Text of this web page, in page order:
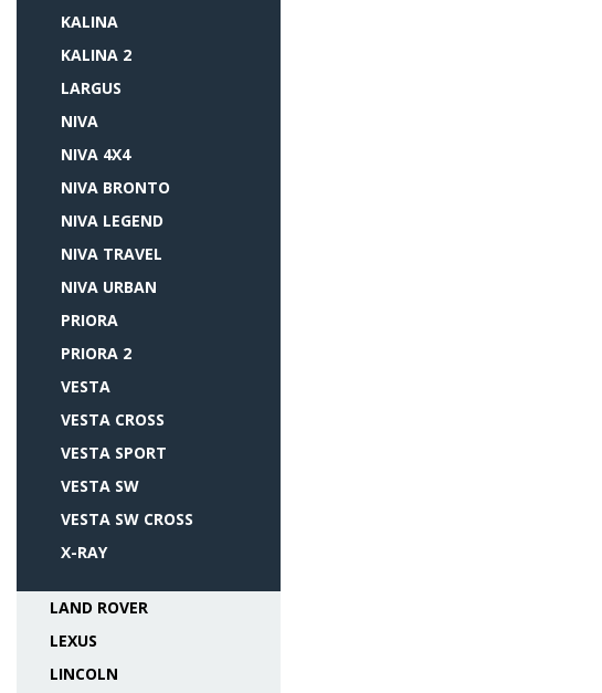
KALINA
KALINA 2
LARGUS
NIVA
NIVA 4X4
NIVA BRONTO
NIVA LEGEND
NIVA TRAVEL
NIVA URBAN
PRIORA
PRIORA 2
VESTA
VESTA CROSS
VESTA SPORT
VESTA SW
VESTA SW CROSS
X-RAY
LAND ROVER
LEXUS
LINCOLN